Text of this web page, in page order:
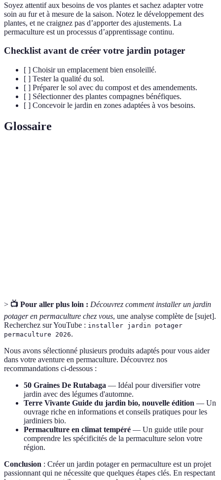
Soyez attentif aux besoins de vos plantes et sachez adapter votre
soin au fur et à mesure de la saison. Notez le développement des
plantes, et ne craignez pas d’apporter des ajustements. La
permaculture est un processus d’apprentissage continu.
Checklist avant de créer votre jardin potager
[ ] Choisir un emplacement bien ensoleillé.
[ ] Tester la qualité du sol.
[ ] Préparer le sol avec du compost et des amendements.
[ ] Sélectionner des plantes compagnes bénéfiques.
[ ] Concevoir le jardin en zones adaptées à vos besoins.
Glossaire
> 📺 Pour aller plus loin : Découvrez comment installer un jardin
potager en permaculture chez vous, une analyse complète de [sujet].
Recherchez sur YouTube : installer jardin potager
permaculture 2026.
Nous avons sélectionné plusieurs produits adaptés pour vous aider
dans votre aventure en permaculture. Découvrez nos
recommandations ci-dessous :
50 Graines De Rutabaga — Idéal pour diversifier votre
jardin avec des légumes d'automne.
Terre Vivante Guide du jardin bio, nouvelle édition — Un
ouvrage riche en informations et conseils pratiques pour les
jardiniers bio.
Permaculture en climat tempéré — Un guide utile pour
comprendre les spécificités de la permaculture selon votre
région.
Conclusion : Créer un jardin potager en permaculture est un projet
passionnant qui ne nécessite que quelques étapes clés. En respectant